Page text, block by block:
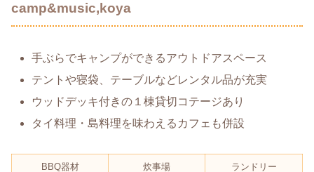
camp&music,koya
手ぶらでキャンプができるアウトドアスペース
テントや寝袋、テーブルなどレンタル品が充実
ウッドデッキ付きの１棟貸切コテージあり
タイ料理・島料理を味わえるカフェも併設
BBQ器材 炊事場 ランドリー